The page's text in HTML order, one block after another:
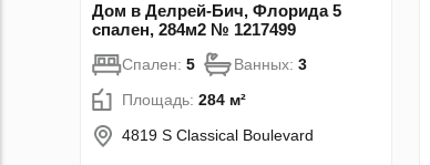
Дом в Делрей-Бич, Флорида 5
спален, 284м2 № 1217499
Спален: 5 Ванных: 3
Площадь: 284 м²
4819 S Classical Boulevard